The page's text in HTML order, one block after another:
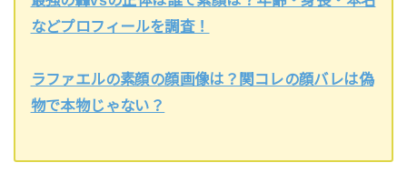
などプロフィールを調査！
ラファエルの素顔の顔画像は？関コレの顔バレは偽
物で本物じゃない？